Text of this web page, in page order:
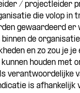
/ projectleider
die volop in
gewaardeerd
de
en zo zou je je
kunnen houden met
verantwoordelijke
is afhankelijk